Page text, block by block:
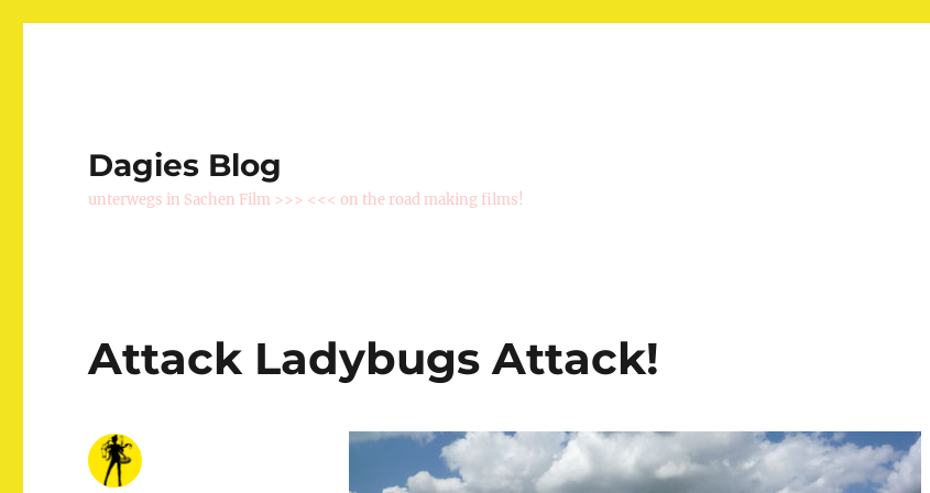
Dagies Blog
unterwegs in Sachen Film >>> <<< on the road making films!
Attack Ladybugs Attack!